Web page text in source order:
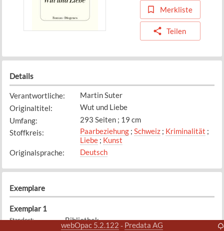
Merkliste
Teilen
Details
Verantwortliche:
Martin Suter
Originaltitel:
Wut und Liebe
Umfang:
293 Seiten ; 19 cm
Stoffkreis: Paarbeziehung; Schweiz; Kriminalität ;
Liebe; Kunst
Originalsprache: Deutsch
Exemplare
Exemplar 1
Standort: Bibliothek
webOpac 5.2.122 - Predata AG